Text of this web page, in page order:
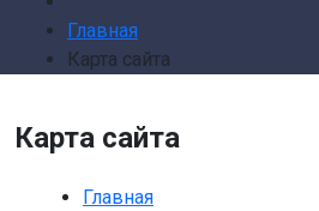
Главная
Карта сайта
Карта сайта
Главная